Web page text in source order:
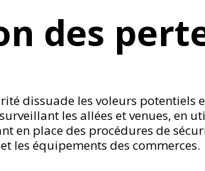
des
dissuade les voleurs
les allées et venues, en
en place des procédures de
les équipements des commerces.